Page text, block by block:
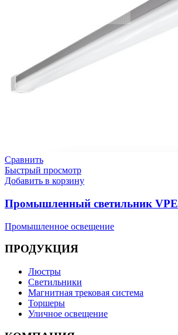
Сравнить
Быстрый просмотр
Добавить в корзину
Промышленный светильник VPE
Промышленное освещение
ПРОДУКЦИЯ
Люстры
Светильники
Магнитная трековая система
Торшеры
Уличное освещение